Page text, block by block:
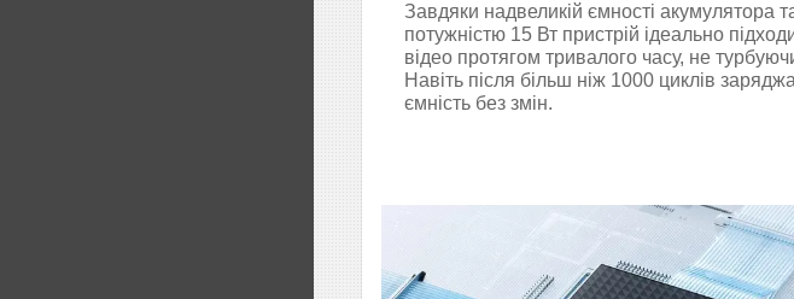
Завдяки надвеликій ємності акумулятора
потужністю 15 Вт пристрій ідеально
відео протягом тривалого часу, не
Навіть після більш ніж 1000 циклів
ємність без змін.